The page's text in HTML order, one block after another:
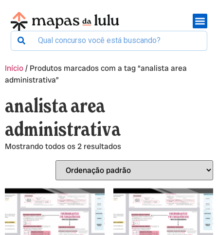
Início/ Produtos marcados com a tag “analista area
administrativa”
analista area
administrativa
Mostrando todos os 2 resultados